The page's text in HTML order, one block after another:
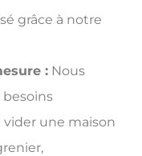
grâce à notre
: Nous
besoins
vider une maison